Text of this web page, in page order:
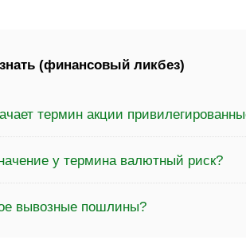
(финансовый ликбез)
термин акции
у термина валютный риск?
вывозные пошлины?